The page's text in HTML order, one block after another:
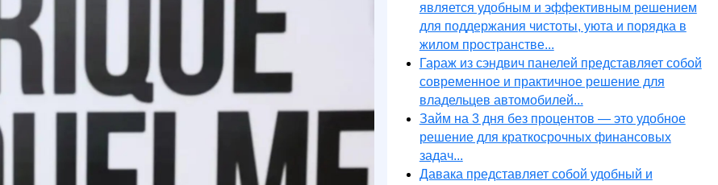
является удобным и эффективным решением
для поддержания чистоты, уюта и порядка в
жилом пространстве...
Гараж из сэндвич панелей представляет собой
современное и практичное решение для
владельцев автомобилей...
Займ на 3 дня без процентов — это удобное
решение для краткосрочных финансовых
задач...
Давака представляет собой удобный и